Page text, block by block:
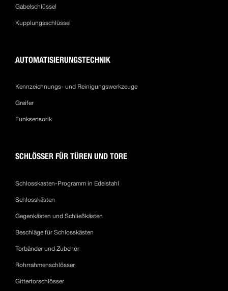
Gabelschlüssel
Kupplungsschlüssel
AUTOMATISIERUNGSTECHNIK
Kennzeichnungs- und Reinigungswerkzeuge
Greifer
Funksensorik
SCHLÖSSER FÜR TÜREN UND TORE
Schlosskasten-Programm in Edelstahl
Schlosskästen
Gegenkästen und Schließkästen
Beschläge für Schlosskästen
Torbänder und Zubehör
Rohrrahmenschlösser
Gittertorschlösser